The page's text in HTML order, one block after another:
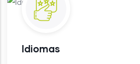
Idiomas